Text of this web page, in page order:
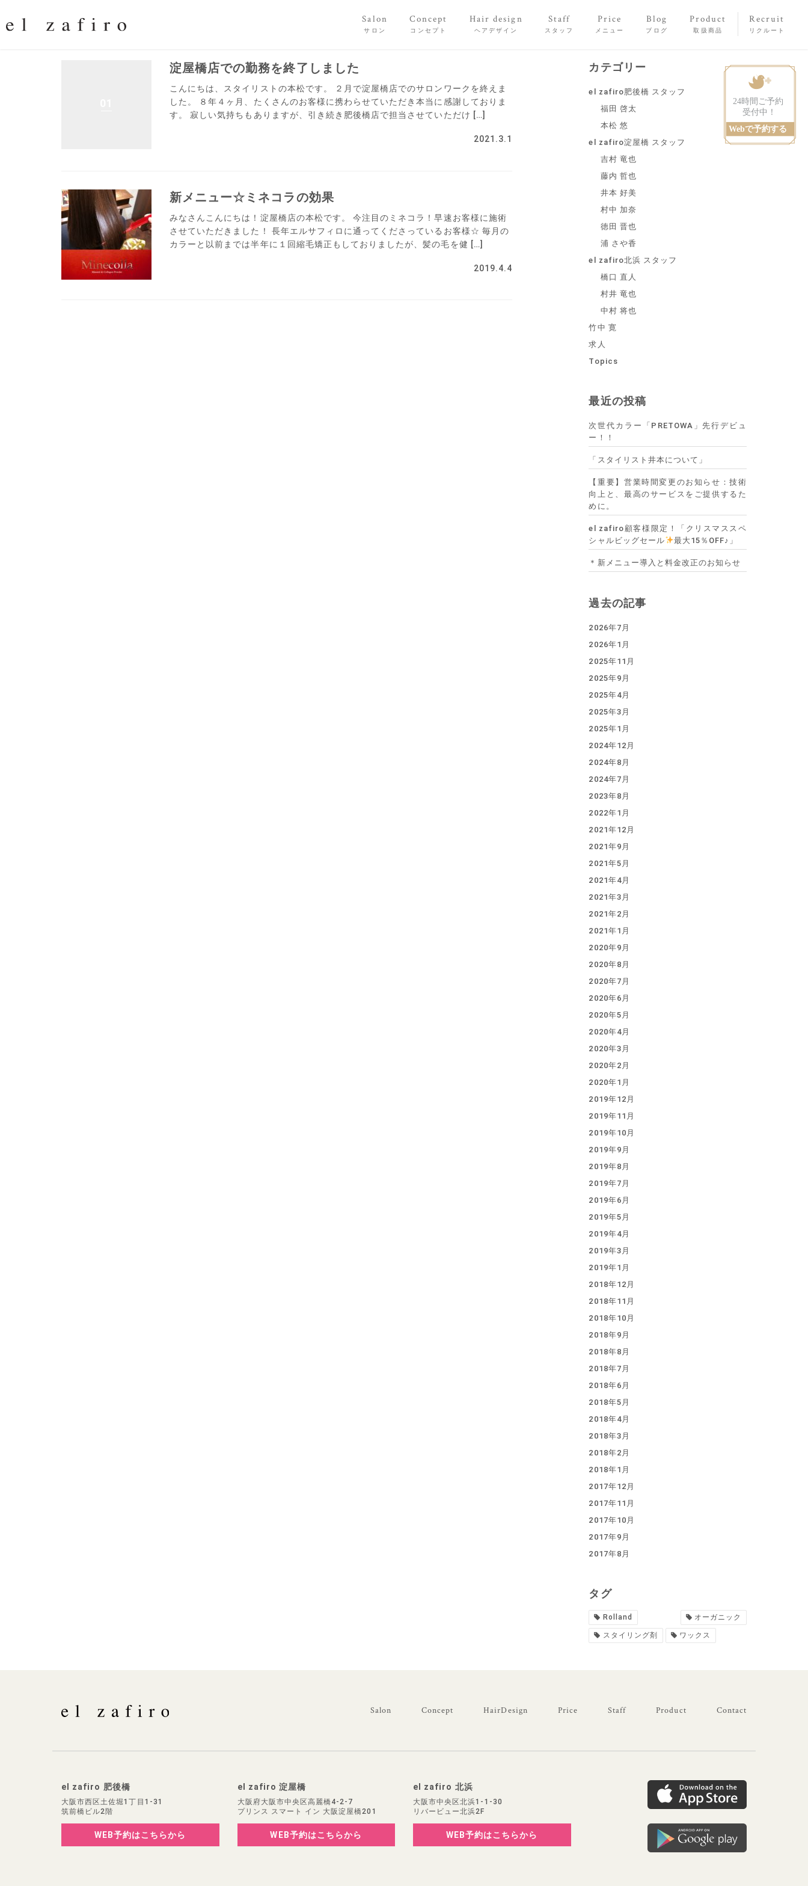
Salon
サロン
Concept
コンセプト
Hair design
ヘアデザイン
Staff
スタッフ
Price
メニュー
Blog
ブログ
Product
取扱商品
Recruit
リクルート
淀屋橋店での勤務を終了しました
こんにちは、スタイリストの本松です。 ２月で淀屋橋店でのサロンワークを終えま
した。 ８年４ヶ月、たくさんのお客様に携わらせていただき本当に感謝しておりま
す。 寂しい気持ちもありますが、引き続き肥後橋店で担当させていただけ […]
2021.3.1
新メニュー☆ミネコラの効果
みなさんこんにちは！淀屋橋店の本松です。 今注目のミネコラ！早速お客様に施術
させていただきました！ 長年エルサフィロに通ってくださっているお客様☆ 毎月の
カラーと以前までは半年に１回縮毛矯正もしておりましたが、髪の毛を健 […]
2019.4.4
カテゴリー
el zafiro肥後橋 スタッフ
福田 啓太
本松 悠
el zafiro淀屋橋 スタッフ
吉村 竜也
藤内 哲也
井本 好美
村中 加奈
徳田 晋也
浦 さや香
el zafiro北浜 スタッフ
橋口 直人
村井 竜也
中村 将也
竹中 寛
求人
Topics
最近の投稿
次世代カラー「PRETOWA」先行デビュ
ー！！
「スタイリスト井本について」
【重要】営業時間変更のお知らせ：技術
向上と、最高のサービスをご提供するた
めに。
el zafiro顧客様限定！「クリスマススペ
シャルビッグセール
最大15％OFF♪」
＊新メニュー導入と料金改正のお知らせ
過去の記事
2026年7月
2026年1月
2025年11月
2025年9月
2025年4月
2025年3月
2025年1月
2024年12月
2024年8月
2024年7月
2023年8月
2022年1月
2021年12月
2021年9月
2021年5月
2021年4月
2021年3月
2021年2月
2021年1月
2020年9月
2020年8月
2020年7月
2020年6月
2020年5月
2020年4月
2020年3月
2020年2月
2020年1月
2019年12月
2019年11月
2019年10月
2019年9月
2019年8月
2019年7月
2019年6月
2019年5月
2019年4月
2019年3月
2019年1月
2018年12月
2018年11月
2018年10月
2018年9月
2018年8月
2018年7月
2018年6月
2018年5月
2018年4月
2018年3月
2018年2月
2018年1月
2017年12月
2017年11月
2017年10月
2017年9月
2017年8月
タグ
Rolland オーガニック
スタイリング剤 ワックス
Salon Concept HairDesign Price Staff Product Contact
el zafiro 肥後橋
大阪市西区土佐堀1丁目1-31
筑前橋ビル2階
WEB予約はこちらから
el zafiro 淀屋橋
大阪府大阪市中央区高麗橋4-2-7
プリンス スマート イン 大阪淀屋橋201
WEB予約はこちらから
el zafiro 北浜
大阪市中央区北浜1-1-30
リバービュー北浜2F
WEB予約はこちらから